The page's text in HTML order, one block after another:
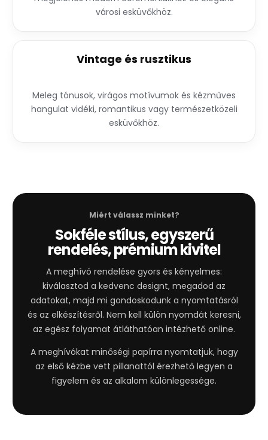
városi esküvőkhöz.
Vintage és rusztikus
Meleg tónusok, virágos motívumok és kézműves
hangulat vidéki, romantikus vagy természetközeli
esküvőkhöz.
Miért válassz minket?
Sokféle stílus, egyszerű
rendelés, prémium kivitel
A meghívó rendelése gyors és kényelmes:
kiválasztod a kedvenc designt, megadod az
adatokat, majd mi gondoskodunk a nyomtatásról
és az elkészítésről. Nem kell külön nyomdát keresni,
az egész folyamat átláthatóan intézhető online.
A meghívókat minőségi papírra nyomtatjuk, hogy
az első kézbe vett pillanattól érezhető legyen a
figyelem és az alkalom különlegessége.